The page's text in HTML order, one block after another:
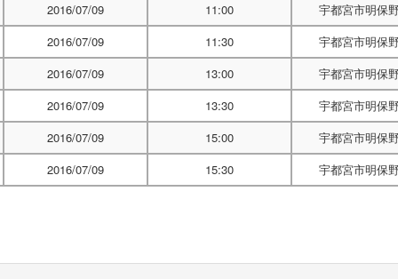
2016/07/09 11:00 宇都宮市明保
2016/07/09 11:30 宇都宮市明保
2016/07/09 13:00 宇都宮市明保
2016/07/09 13:30 宇都宮市明保
2016/07/09 15:00 宇都宮市明保
2016/07/09 15:30 宇都宮市明保